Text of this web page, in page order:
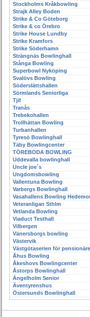
Stockholms Kråkbowling
Strajk Alley Boden
Strike & Co Göteborg
Strike & co Örebro
Strike House Lundby
Strike Kramfors
Strike Söderhamn
Strängnäs Bowlinghall
Stånga Bowling
Superbowl Nyköping
Svalövs Bowling
Söderslättshallen
Sörmlands Seniorliga
Tjif
Tranås
Trebekohallen
Trollhättan Bowling
Turbanhallen
Tyresö Bowlinghall
Täby Bowlingcenter
TÖREBODA BOWLING
Uddevalla bowlinghall
Uncle joe´s
Ungdomsbowling
Vallentuna Bowling
Varbergs Bowlinghall
Vasahallens Bowling
Veteranligan Sthlm
Vetlanda Bowling
Viaduct Testhall
Vilbergen
Vänersborgs bowling
Västervik
Västgötaserien för
Åhus Bowling
Åkeshovs Bowlingcenter
Åstorps Bowlinghall
Ängelholm Senior
Äventyrenshus
Östersunds Bowlinghall